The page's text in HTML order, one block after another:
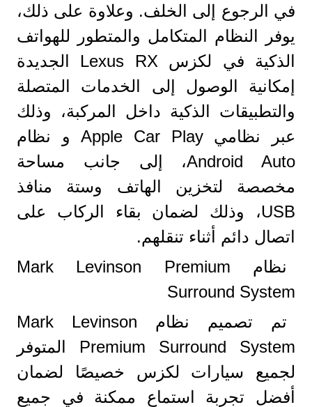
في الرجوع إلى الخلف. وعلاوة على ذلك،
يوفر النظام المتكامل والمتطور للهواتف
الذكية في لكزس Lexus RX الجديدة
إمكانية الوصول إلى الخدمات المتصلة
والتطبيقات الذكية داخل المركبة، وذلك
عبر نظامي Apple Car Play و نظام
Android Auto، إلى جانب مساحة
مخصصة لتخزين الهاتف وستة منافذ
USB، وذلك لضمان بقاء الركاب على
اتصال دائم أثناء تنقلهم.
نظام Mark Levinson Premium
Surround System
تم تصميم نظام Mark Levinson
Premium Surround System المتوفر
لجميع سيارات لكزس خصيصًا لضمان
أفضل تجربة استماع ممكنة في جميع